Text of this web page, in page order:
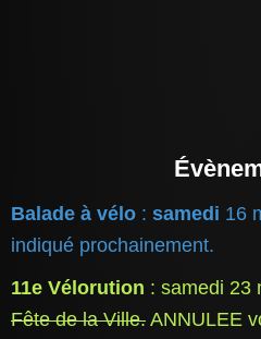
Balade à vélo : samedi 16
indiqué prochainement.
11e Vélorution : samedi 23
Fête de la Ville. ANNULEE